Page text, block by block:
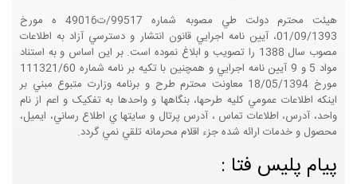
هيئت محترم دولت طي مصوبه شماره 99517/ت49016 ه مورخ
01/09/1393، آيين نامه اجرايي قانون انتشار و دسترسي آزاد به اطلاعات
مصوب سال 1388 را تصويب و ابلاغ نموده است. بر اين اساس و به استناد
مواد 5 و 9 آيين نامه اجرايي و همچنين با تکيه بر نامه شماره 111321/60
مورخ 18/05/1394 معاونت محترم طرح و برنامه وزارت متبوع مبني بر
اينکه اطلاعات عمومي کليه طرحها، بنگاهها و واحدها به تفکيک و اعم از نام
واحد، آدرس، اطلاعات تماس ، آدرس پرتال و سايتها ي اطلاع رساني، ايميل،
محصول و خدمات ارائه شده جزء اقلام محرمانه تلقي نمي گردد.
پیام پلیس فتا :